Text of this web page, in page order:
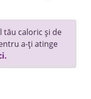
tău caloric și de
a-ți atinge